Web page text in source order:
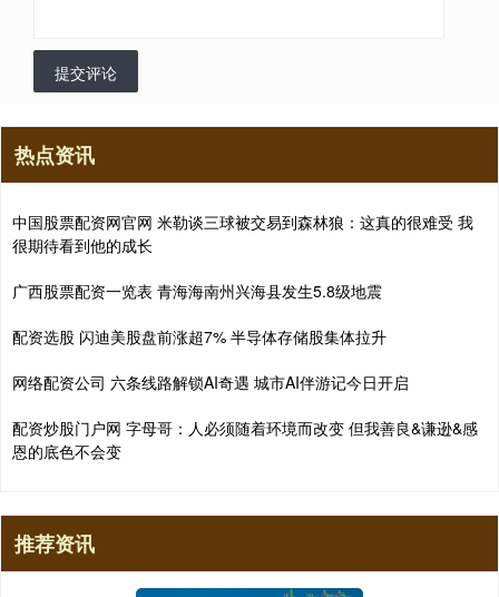
提交评论
热点资讯
中国股票配资网官网 米勒谈三球被交易到森林狼：这真的很难受 我
很期待看到他的成长
广西股票配资一览表 青海海南州兴海县发生5.8级地震
配资选股 闪迪美股盘前涨超7% 半导体存储股集体拉升
网络配资公司 六条线路解锁AI奇遇 城市AI伴游记今日开启
配资炒股门户网 字母哥：人必须随着环境而改变 但我善良&谦逊&感
恩的底色不会变
推荐资讯